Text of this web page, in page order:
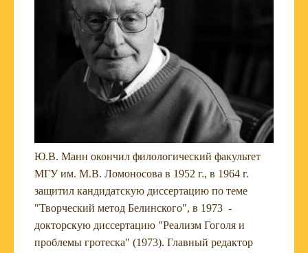
Ю.В. Манн окончил филологический факультет
МГУ им. М.В. Ломоносова в 1952 г., в 1964 г.
защитил кандидатскую диссертацию по теме
"Творческий метод Белинского", в 1973 -
докторскую диссертацию "Реализм Гоголя и
проблемы гротеска" (1973). Главный редактор